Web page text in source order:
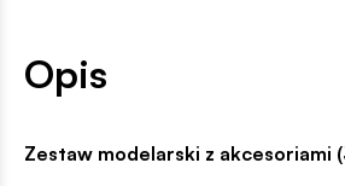
Opis
Zestaw modelarski z